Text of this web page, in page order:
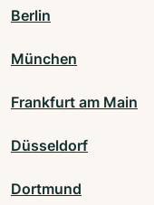
Berlin
München
Frankfurt am Main
Düsseldorf
Dortmund